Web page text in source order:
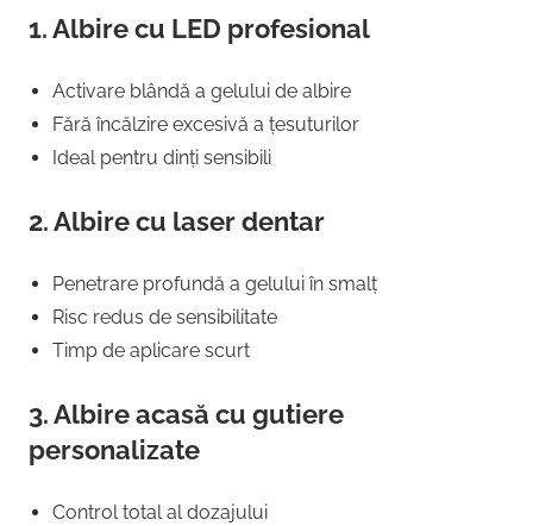
1.Albire cu LED profesional
Activare blândă a gelului de albire
Fără încălzire excesivă a țesuturilor
Ideal pentru dinți sensibili
2.Albire cu laser dentar
Penetrare profundă a gelului în smalț
Risc redus de sensibilitate
Timp de aplicare scurt
3.Albire acasă cu gutiere
personalizate
Control total al dozajului